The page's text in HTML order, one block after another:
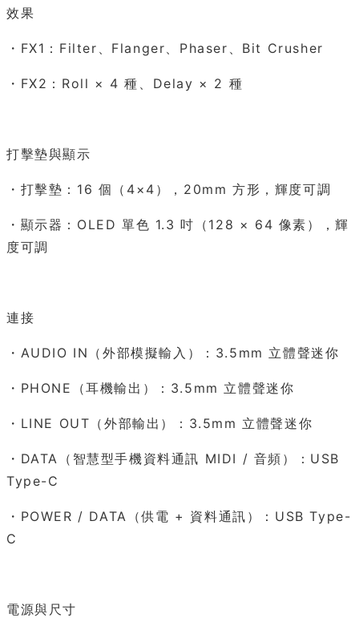
效果
・FX1：Filter、Flanger、Phaser、Bit Crusher
・FX2：Roll × 4 種、Delay × 2 種
打擊墊與顯示
・打擊墊：16 個（4×4），20mm 方形，輝度可調
・顯示器：OLED 單色 1.3 吋（128 × 64 像素），輝
度可調
連接
・AUDIO IN（外部模擬輸入）：3.5mm 立體聲迷你
・PHONE（耳機輸出）：3.5mm 立體聲迷你
・LINE OUT（外部輸出）：3.5mm 立體聲迷你
・DATA（智慧型手機資料通訊 MIDI / 音頻）：USB
Type-C
・POWER / DATA（供電 + 資料通訊）：USB Type-
C
電源與尺寸